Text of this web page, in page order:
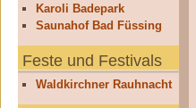
Karoli Badepark
Saunahof Bad Füssing
Feste und Festivals
Waldkirchner Rauhnacht